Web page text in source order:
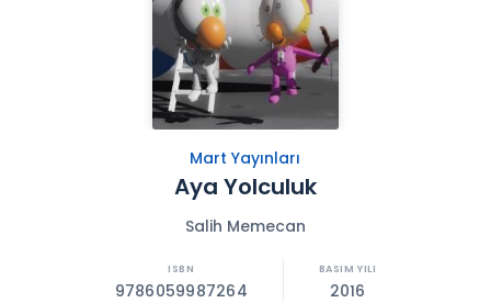
Mart Yayınları
Aya Yolculuk
Salih Memecan
9786059987264 2016